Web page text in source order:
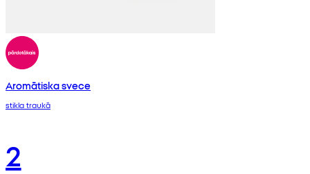
Aromātiska svece
stikla traukā
2